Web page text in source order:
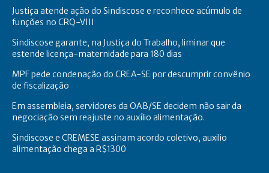
Justiça atende ação do Sindiscose e reconhece acúmulo de
funções no CRQ-VIII
Sindiscose garante, na Justiça do Trabalho, liminar que
estende licença-maternidade para 180 dias
MPF pede condenação do CREA-SE por descumprir convênio
de fiscalização
Em assembleia, servidores da OAB/SE decidem não sair da
negociação sem reajuste no auxílio alimentação.
Sindiscose e CREMESE assinam acordo coletivo, auxilio
alimentação chega a R$1300